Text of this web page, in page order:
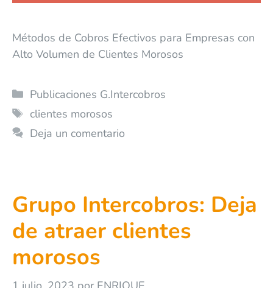
Métodos de Cobros Efectivos para Empresas con
Alto Volumen de Clientes Morosos
Publicaciones G.Intercobros
clientes morosos
Deja un comentario
Grupo Intercobros: Deja
de atraer clientes
morosos